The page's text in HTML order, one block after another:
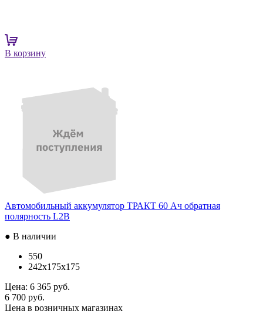
В корзину
Автомобильный аккумулятор ТРАКТ 60 Ач обратная
полярность L2B
● В наличии
550
242x175x175
Цена: 6 365 руб.
6 700 руб.
Цена в розничных магазинах